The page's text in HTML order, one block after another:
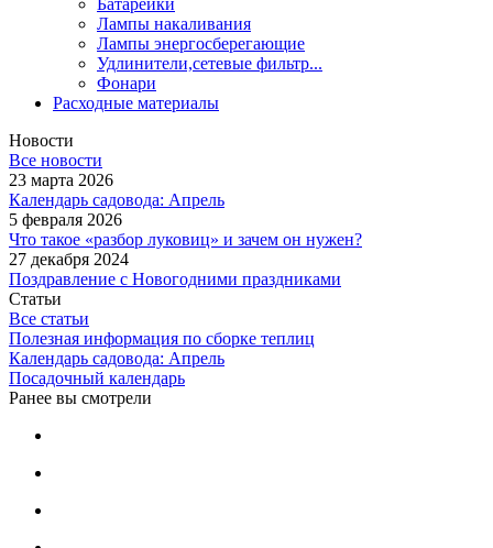
Батарейки
Лампы накаливания
Лампы энергосберегающие
Удлинители,сетевые фильтр...
Фонари
Расходные материалы
Новости
Все новости
23 марта 2026
Календарь садовода: Апрель
5 февраля 2026
Что такое «разбор луковиц» и зачем он нужен?
27 декабря 2024
Поздравление с Новогодними праздниками
Статьи
Все статьи
Полезная информация по сборке теплиц
Календарь садовода: Апрель
Посадочный календарь
Ранее вы смотрели